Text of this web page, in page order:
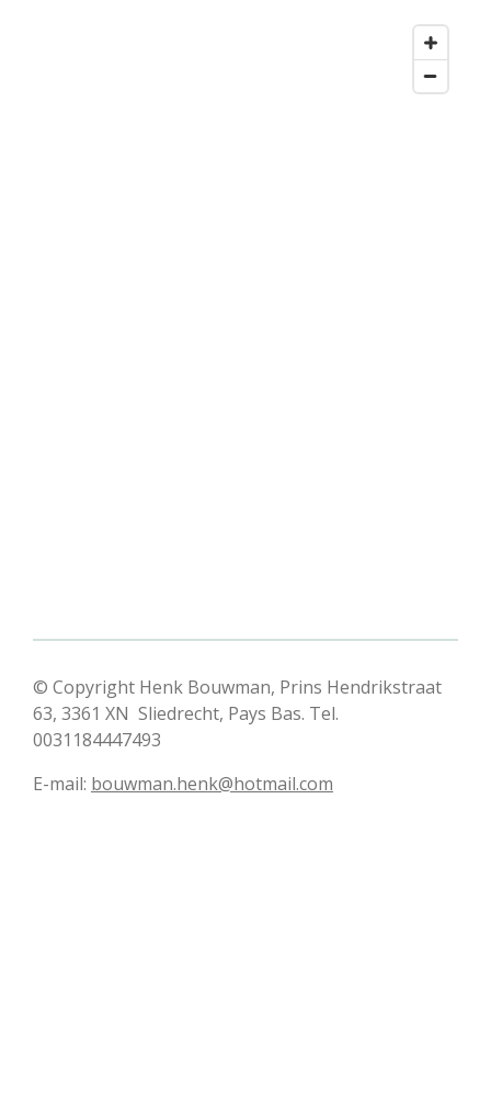
© Copyright Henk Bouwman, Prins Hendrikstraat
63, 3361 XN Sliedrecht, Pays Bas. Tel.
0031184447493
E-mail: bouwman.henk@hotmail.com